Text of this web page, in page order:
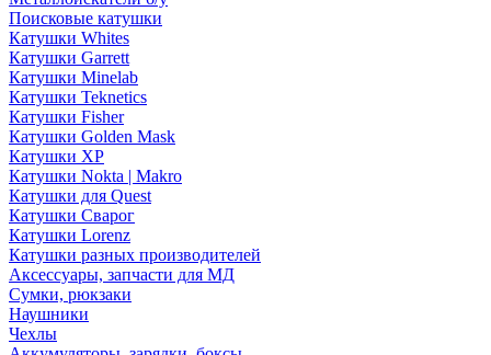
Поисковые катушки
Катушки Whites
Катушки Garrett
Катушки Minelab
Катушки Teknetics
Катушки Fisher
Катушки Golden Mask
Катушки XP
Катушки Nokta | Makro
Катушки для Quest
Катушки Сварог
Катушки Lorenz
Катушки разных производителей
Аксессуары, запчасти для МД
Сумки, рюкзаки
Наушники
Чехлы